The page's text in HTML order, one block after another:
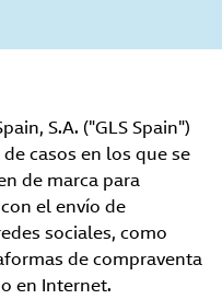
S.A. ("GLS Spain")
casos en los que se
de marca para
el envío de
sociales, como
de compraventa
en Internet.